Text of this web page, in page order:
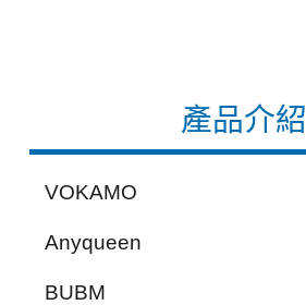
產品介紹
VOKAMO
Anyqueen
BUBM